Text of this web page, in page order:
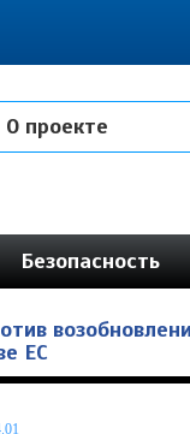
О проекте
Безопасность
ЕС